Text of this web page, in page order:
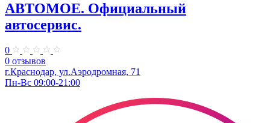
АВТОМОЕ. ​Официальный
автосервис.
0
0 отзывов
г.Краснодар, ул.​Аэродромная, 71
Пн-Вс 09:00-21:00